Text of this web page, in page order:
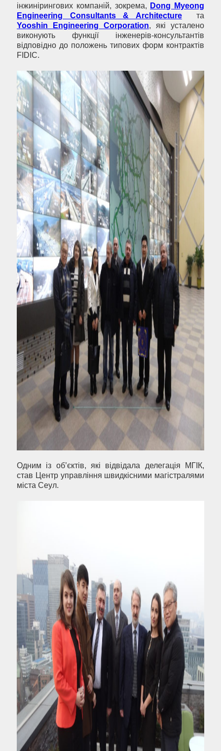
інжинірингових компаній, зокрема, Dong Myeong
Engineering Consultants & Architectureта
Yooshin Engineering Corporation, які усталено
виконують функції інженерів-консультантів
відповідно до положень типових форм контрактів
FIDIC.
Одним із об’єктів, які відвідала делегація МГІК,
став Центр управління швидкісними магістралями
міста Сеул.